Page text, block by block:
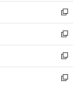
く
で
開
く
し
い
ウ
ィ
ン
ド
ウ
で
新
し
い
ウ
ィ
ン
ド
新
し
い
ウ
ィ
新
し
い
新